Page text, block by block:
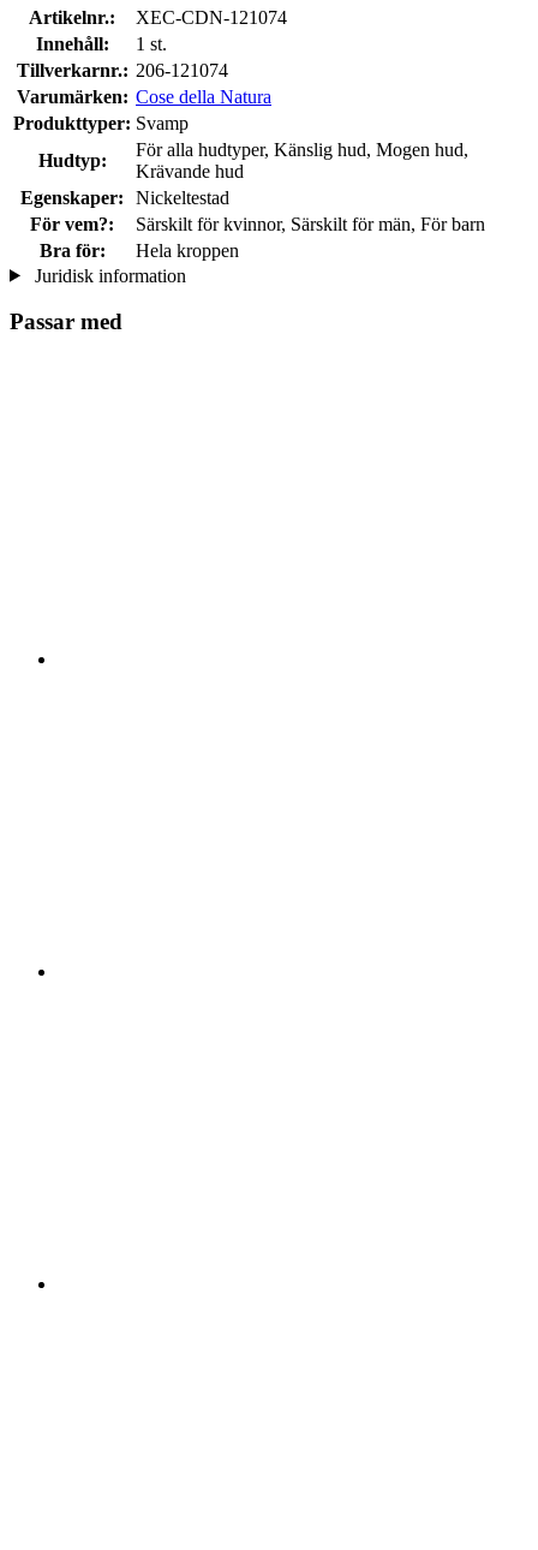
Artikelnr.:
XEC-CDN-121074
Innehåll:
1 st.
Tillverkarnr.: 206-121074
Varumärken: Cose della Natura
Produkttyper: Svamp
Hudtyp:
För alla hudtyper, Känslig hud, Mogen hud,
Krävande hud
Egenskaper:
Nickeltestad
För vem?:
Särskilt för kvinnor, Särskilt för män, För barn
Bra för:
Hela kroppen
Juridisk information
Passar med